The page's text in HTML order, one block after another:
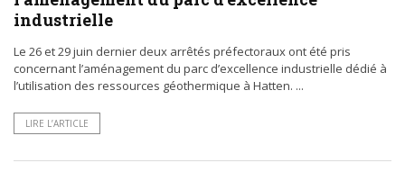
industrielle
Le 26 et 29 juin dernier deux arrêtés préfectoraux ont été pris
concernant l’aménagement du parc d’excellence industrielle dédié à
l’utilisation des ressources géothermique à Hatten. ...
LIRE L’ARTICLE